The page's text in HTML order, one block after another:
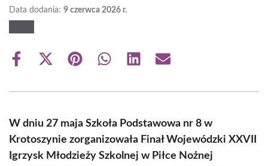
Data dodania: 9 czerwca 2026 r.
Share
Share
(Twitter)
Share Share Share Share
W dniu 27 maja Szkoła Podstawowa nr 8 w
Krotoszynie zorganizowała Finał Wojewódzki XXVII
Igrzysk Młodzieży Szkolnej w Piłce Nożnej